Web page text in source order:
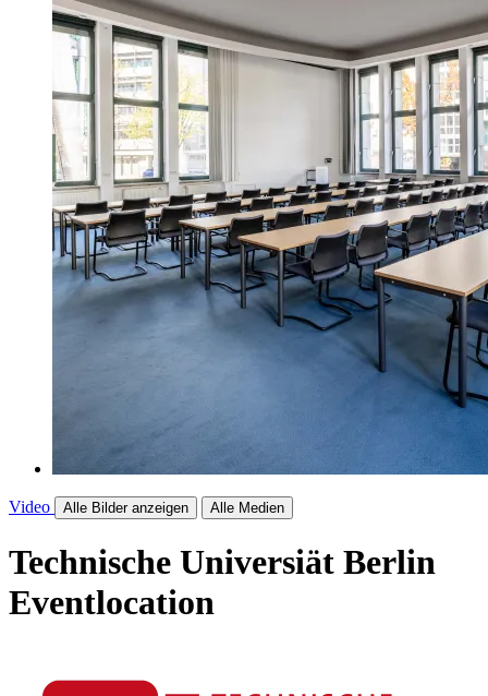
Video Alle Bilder anzeigen Alle Medien
Technische Universiät Berlin
Eventlocation